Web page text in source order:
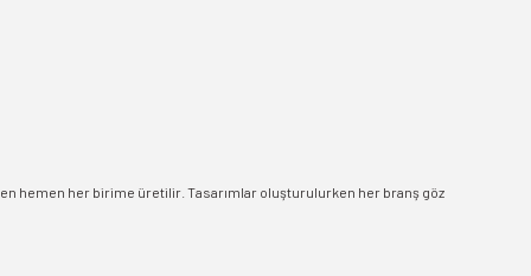
hemen her birime üretilir. Tasarımlar oluşturulurken her branş göz